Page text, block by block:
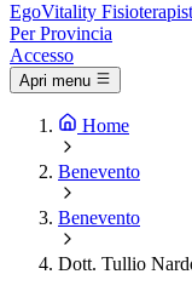
EgoVitality
Per Provincia
Accesso
Apri menu
Home
Benevento
Benevento
Dott. Tullio